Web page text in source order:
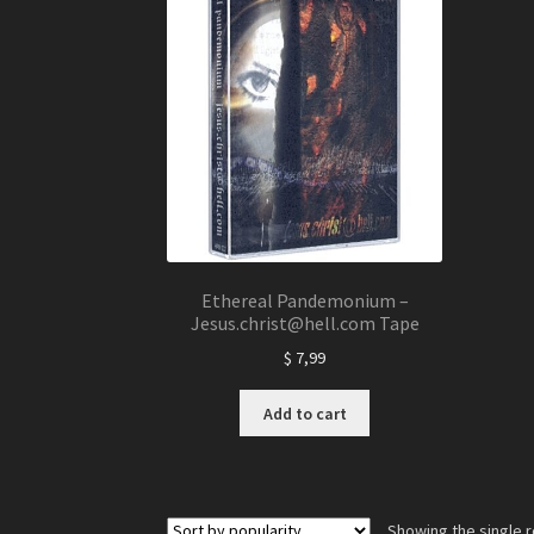
Ethereal Pandemonium –
Jesus.christ@hell.com Tape
$ 7,99
Add to cart